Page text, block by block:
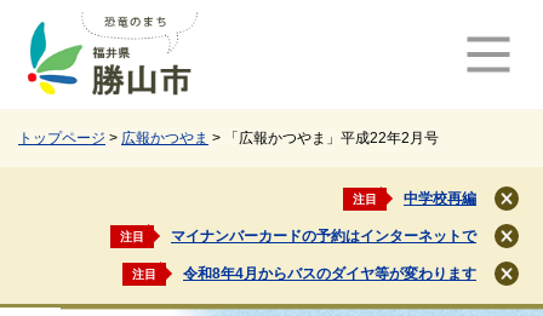
トップページ > 広報かつやま > 「広報かつやま」平成22年2月号
注目 中学校再編
閉
じ
る
注目 マイナンバーカードの予約はインターネットで
閉
じ
る
注目 令和8年4月からバスのダイヤ等が変わります
閉
じ